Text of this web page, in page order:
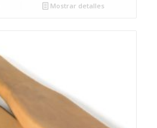
Mostrar detalles